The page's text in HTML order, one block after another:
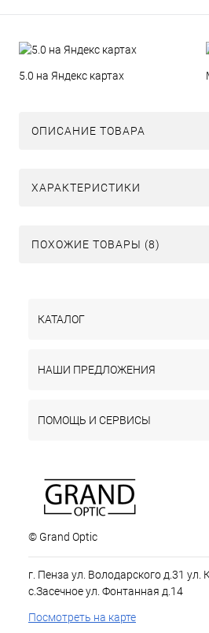
5.0 на Яндекс картах
ОПИСАНИЕ ТОВАРА
ХАРАКТЕРИСТИКИ
ПОХОЖИЕ ТОВАРЫ (8)
КАТАЛОГ
НАШИ ПРЕДЛОЖЕНИЯ
ПОМОЩЬ И СЕРВИСЫ
© Grand Optic
г. Пенза ул. Володарского д.31 ул.
с.Засечное ул. Фонтанная д.14
Посмотреть на карте